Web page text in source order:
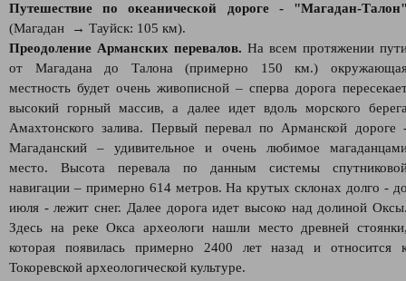
Путешествие по океанической дороге - "Магадан-
(Магадан → Тауйск: 105 км).
Преодоление Арманских перевалов. На всем протяжении
от Магадана до Талона (примерно 150 км.)
местность будет очень живописной – сперва дорога
высокий горный массив, а далее идет вдоль морского
Амахтонского залива. Первый перевал по Арманской дороге
Магаданский – удивительное и очень любимое
место. Высота перевала по данным системы
навигации – примерно 614 метров. На крутых склонах долго -
июля - лежит снег. Далее дорога идет высоко над долиной
Здесь на реке Окса археологи нашли место древней
которая появилась примерно 2400 лет назад и относится
Токоревской археологической культуре.